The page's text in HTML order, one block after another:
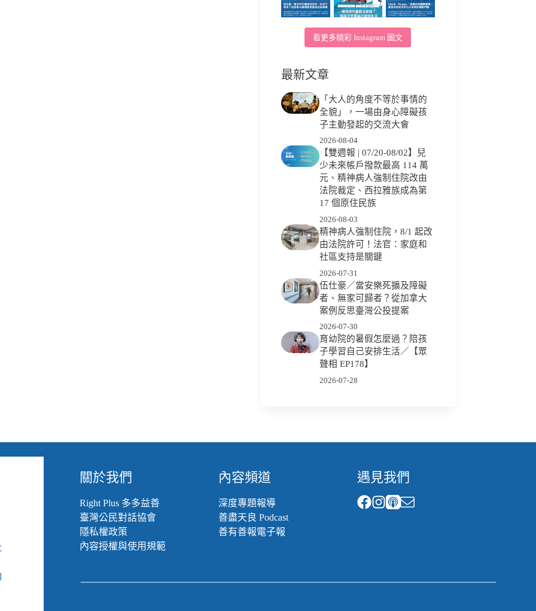
看更多精彩 Instagram 圖文
最新文章
「大人的角度不等於事情的
全貌」，一場由身心障礙孩
子主動發起的交流大會
2026-08-04
【雙週報 | 07/20-08/02】兒
少未來帳戶撥款最高 114 萬
元、精神病人強制住院改由
法院裁定、西拉雅族成為第
17 個原住民族
2026-08-03
精神病人強制住院，8/1 起改
由法院許可！法官：家庭和
社區支持是關鍵
2026-07-31
伍仕豪／當安樂死擴及障礙
者、無家可歸者？從加拿大
案例反思臺灣公投提案
2026-07-30
育幼院的暑假怎麼過？陪孩
子學習自己安排生活／【眾
聲相 EP178】
2026-07-28
關於我們
Right Plus 多多益善
臺灣公民對話協會
隱私權政策
內容授權與使用規範
內容頻道
深度專題報導
善盡天良 Podcast
善有善報電子報
遇見我們